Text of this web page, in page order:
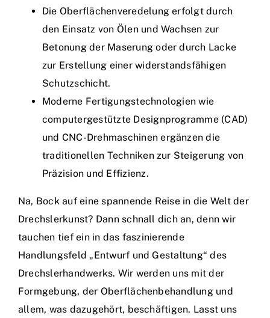
Die Oberflächenveredelung erfolgt durch
den Einsatz von Ölen und Wachsen zur
Betonung der Maserung oder durch Lacke
zur Erstellung einer widerstandsfähigen
Schutzschicht.
Moderne Fertigungstechnologien wie
computergestützte Designprogramme (CAD)
und CNC-Drehmaschinen ergänzen die
traditionellen Techniken zur Steigerung von
Präzision und Effizienz.
Na, Bock auf eine spannende Reise in die Welt der
Drechslerkunst? Dann schnall dich an, denn wir
tauchen tief ein in das faszinierende
Handlungsfeld „Entwurf und Gestaltung“ des
Drechslerhandwerks. Wir werden uns mit der
Formgebung, der Oberflächenbehandlung und
allem, was dazugehört, beschäftigen. Lasst uns